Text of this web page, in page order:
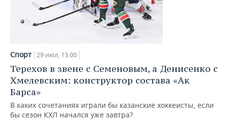
Спорт 29 июл, 13:00
Терехов в звене с Семеновым, а Денисенко с
Хмелевским: конструктор состава «Ак
Барса»
В каких сочетаниях играли бы казанские хоккеисты, если
бы сезон КХЛ начался уже завтра?